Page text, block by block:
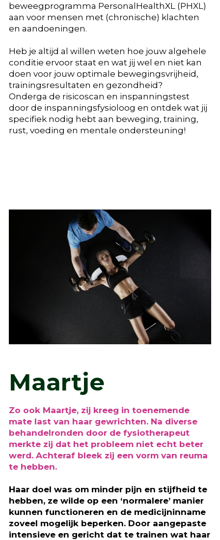
beweegprogramma PersonalHealthXL (PHXL)
aan voor mensen met (chronische) klachten
en aandoeningen.
Heb je altijd al willen weten hoe jouw algehele
conditie ervoor staat en wat jij wel en niet kan
doen voor jouw optimale bewegingsvrijheid,
trainingsresultaten en gezondheid?
Onderga de risicoscan en inspanningstest
door de inspanningsfysioloog en ontdek wat jij
specifiek nodig hebt aan beweging, training,
rust, voeding en mentale ondersteuning!
Maartje
Zo ook Maartje, zij kreeg in toenemende
mate last van haar gewrichten. Na diverse
behandelronden door de fysiotherapeut
merkte zij dat het probleem niet echt beter
werd. Achteraf bleek zij een vorm van reuma
te hebben.
Haar doel was om minder pijn en stijfheid te
hebben, ze wilde op een ‘normalere’ manier
kunnen functioneren en de medicijninname
zoveel mogelijk beperken. Door aangepaste
intensieve en gericht dat te trainen wat haar